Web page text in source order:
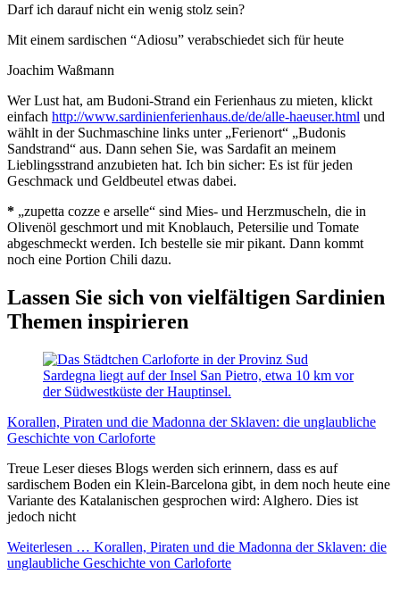
Darf ich darauf nicht ein wenig stolz sein?
Mit einem sardischen “Adiosu” verabschiedet sich für heute
Joachim Waßmann
Wer Lust hat, am Budoni-Strand ein Ferienhaus zu mieten, klickt
einfach http://www.sardinienferienhaus.de/de/alle-haeuser.html und
wählt in der Suchmaschine links unter „Ferienort“ „Budonis
Sandstrand“ aus. Dann sehen Sie, was Sardafit an meinem
Lieblingsstrand anzubieten hat. Ich bin sicher: Es ist für jeden
Geschmack und Geldbeutel etwas dabei.
* „zupetta cozze e arselle“ sind Mies- und Herzmuscheln, die in
Olivenöl geschmort und mit Knoblauch, Petersilie und Tomate
abgeschmeckt werden. Ich bestelle sie mir pikant. Dann kommt
noch eine Portion Chili dazu.
Lassen Sie sich von vielfältigen Sardinien
Themen inspirieren
Korallen, Piraten und die Madonna der Sklaven: die unglaubliche
Geschichte von Carloforte
Treue Leser dieses Blogs werden sich erinnern, dass es auf
sardischem Boden ein Klein-Barcelona gibt, in dem noch heute eine
Variante des Katalanischen gesprochen wird: Alghero. Dies ist
jedoch nicht
Weiterlesen … Korallen, Piraten und die Madonna der Sklaven: die
unglaubliche Geschichte von Carloforte